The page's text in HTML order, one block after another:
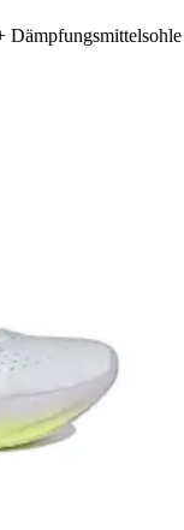
Dämpfungsmittelsohle